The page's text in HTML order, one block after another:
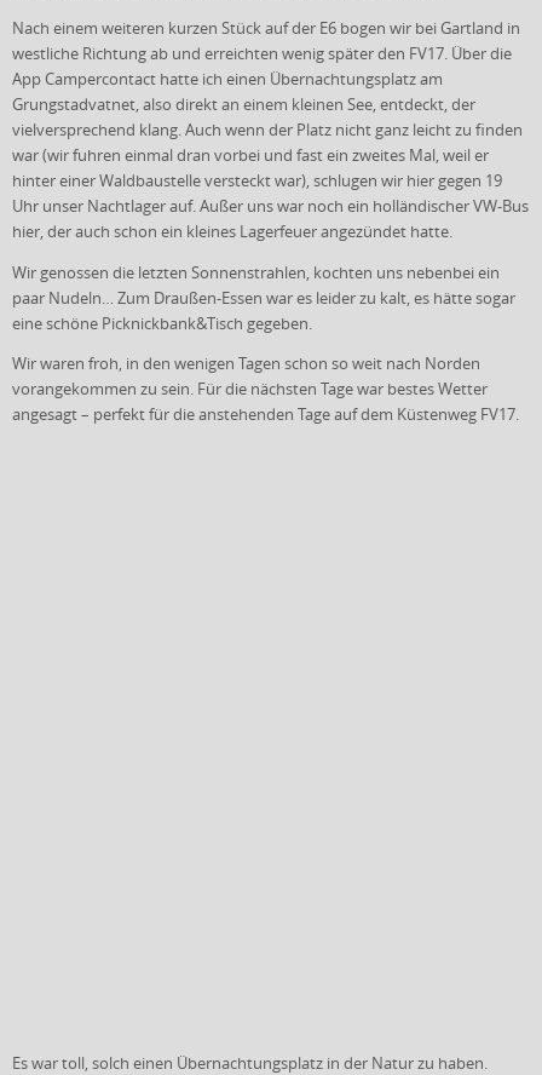
Nach einem weiteren kurzen Stück auf der E6 bogen wir bei Gartland in
westliche Richtung ab und erreichten wenig später den FV17. Über die
App Campercontact hatte ich einen Übernachtungsplatz am
Grungstadvatnet, also direkt an einem kleinen See, entdeckt, der
vielversprechend klang. Auch wenn der Platz nicht ganz leicht zu finden
war (wir fuhren einmal dran vorbei und fast ein zweites Mal, weil er
hinter einer Waldbaustelle versteckt war), schlugen wir hier gegen 19
Uhr unser Nachtlager auf. Außer uns war noch ein holländischer VW-Bus
hier, der auch schon ein kleines Lagerfeuer angezündet hatte.
Wir genossen die letzten Sonnenstrahlen, kochten uns nebenbei ein
paar Nudeln… Zum Draußen-Essen war es leider zu kalt, es hätte sogar
eine schöne Picknickbank&Tisch gegeben.
Wir waren froh, in den wenigen Tagen schon so weit nach Norden
vorangekommen zu sein. Für die nächsten Tage war bestes Wetter
angesagt – perfekt für die anstehenden Tage auf dem Küstenweg FV17.
Es war toll, solch einen Übernachtungsplatz in der Natur zu haben.